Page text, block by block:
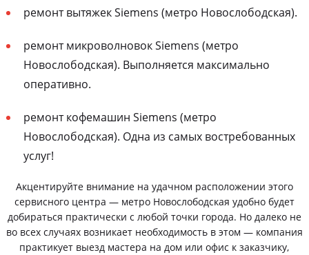
ремонт вытяжек Siemens (метро Новослободская).
ремонт микроволновок Siemens (метро
Новослободская). Выполняется максимально
оперативно.
ремонт кофемашин Siemens (метро
Новослободская). Одна из самых востребованных
услуг!
Акцентируйте внимание на удачном расположении этого
сервисного центра — метро Новослободская удобно будет
добираться практически с любой точки города. Но далеко не
во всех случаях возникает необходимость в этом — компания
практикует выезд мастера на дом или офис к заказчику,